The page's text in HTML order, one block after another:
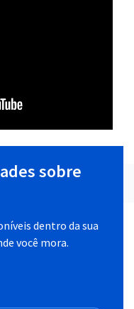
sobre
dentro da sua
você mora.